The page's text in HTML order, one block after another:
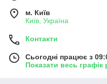
м. Київ
Київ, Україна
Контакти
Сьогодні працює з
Показати весь графік